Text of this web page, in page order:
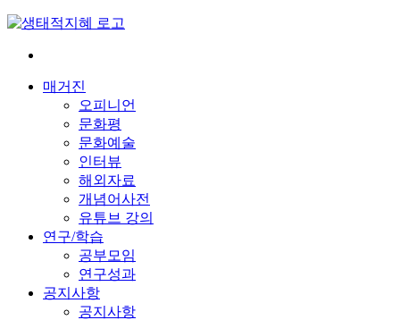
Skip
content
매거진
오피니언
문화평
문화예술
인터뷰
해외자료
개념어사전
유튜브 강의
연구/학습
공부모임
연구성과
공지사항
공지사항